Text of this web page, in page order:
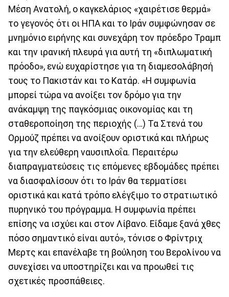
Μέση Ανατολή, ο καγκελάριος «χαιρέτισε θερμά»
το γεγονός ότι οι ΗΠΑ και το Ιράν συμφώνησαν σε
μνημόνιο ειρήνης και συνεχάρη τον πρόεδρο Τραμπ
και την ιρανική πλευρά για αυτή τη «διπλωματική
πρόοδο», ενώ ευχαρίστησε για τη διαμεσολάβησή
τους το Πακιστάν και το Κατάρ. «Η συμφωνία
μπορεί τώρα να ανοίξει τον δρόμο για την
ανάκαμψη της παγκόσμιας οικονομίας και τη
σταθεροποίηση της περιοχής (…) Τα Στενά του
Ορμούζ πρέπει να ανοίξουν οριστικά και πλήρως
για την ελεύθερη ναυσιπλοΐα. Περαιτέρω
διαπραγματεύσεις τις επόμενες εβδομάδες πρέπει
να διασφαλίσουν ότι το Ιράν θα τερματίσει
οριστικά και κατά τρόπο ελέγξιμο το στρατιωτικό
πυρηνικό του πρόγραμμα. Η συμφωνία πρέπει
επίσης να ισχύει και στον Λίβανο. Είδαμε ξανά χθες
πόσο σημαντικό είναι αυτό», τόνισε ο Φρίντριχ
Μερτς και επανέλαβε τη βούληση του Βερολίνου να
συνεχίσει να υποστηρίζει και να προωθεί τις
σχετικές προσπάθειες.